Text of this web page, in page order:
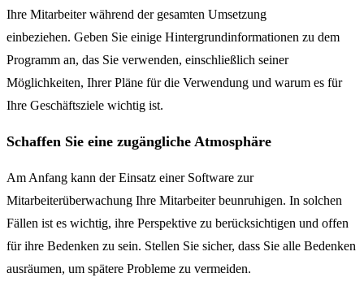
Ihre Mitarbeiter während der gesamten Umsetzung
einbeziehen. Geben Sie einige Hintergrundinformationen zu dem
Programm an, das Sie verwenden, einschließlich seiner
Möglichkeiten, Ihrer Pläne für die Verwendung und warum es für
Ihre Geschäftsziele wichtig ist.
Schaffen Sie eine zugängliche Atmosphäre
Am Anfang kann der Einsatz einer Software zur
Mitarbeiterüberwachung Ihre Mitarbeiter beunruhigen. In solchen
Fällen ist es wichtig, ihre Perspektive zu berücksichtigen und offen
für ihre Bedenken zu sein. Stellen Sie sicher, dass Sie alle Bedenken
ausräumen, um spätere Probleme zu vermeiden.